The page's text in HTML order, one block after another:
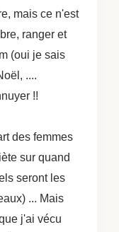
mais ce n'est
ranger et
(oui je sais
....
!!
des femmes
sur quand
seront les
... Mais
j'ai vécu